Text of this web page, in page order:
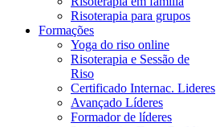
Risoterapia para grupos
Formações
Yoga do riso online
Risoterapia e Sessão de
Riso
Certificado Internac. Lideres
Avançado Líderes
Formador de líderes